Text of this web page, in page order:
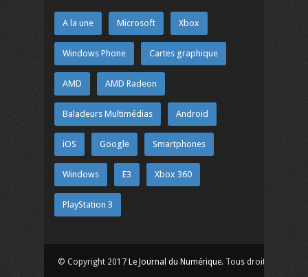
A la une Microsoft Xbox
Windows Phone Cartes graphique
AMD AMD Radeon
Baladeurs Multimédias Android
iOS Google Smartphones
Windows E3 Xbox 360
PlayStation 3
© Copyright 2017 Le Journal du Numérique. Tous droits réservés.